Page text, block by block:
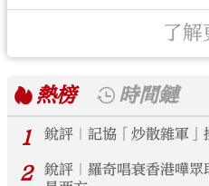
了解
熱榜
時間鏈
1
銳評｜記協「炒散雜軍」
2
銳評｜羅奇唱衰香港嘩